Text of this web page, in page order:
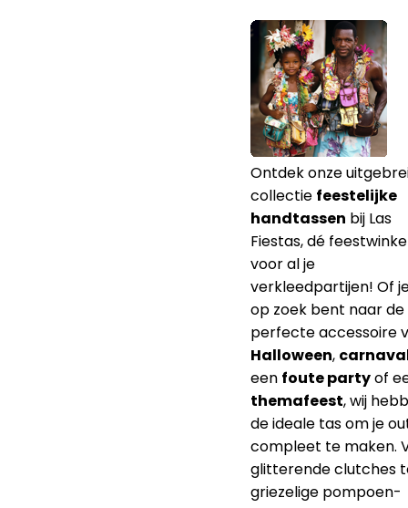
Ontdek onze
collectie feestelijke
handtassen bij Las
Fiestas, dé
voor al je
verkleedpartijen! Of
op zoek bent naar de
perfecte accessoire
Halloween,
een foute partyof
themafeest, wij
de ideale tas om je
compleet te maken.
glitterende clutches
griezelige pompoen-